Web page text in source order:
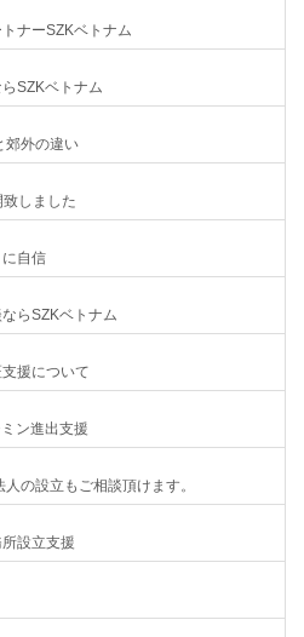
ナーSZKベトナム
SZKベトナム
郊外の違い
しました
自信
らSZKベトナム
援について
ン進出支援
の設立もご相談頂けます。
設立支援